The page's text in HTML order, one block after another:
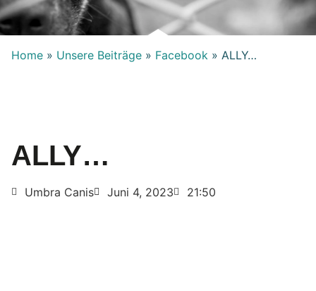
Home » Unsere Beiträge » Facebook » ALLY…
ALLY…
Umbra Canis Juni 4, 2023 21:50